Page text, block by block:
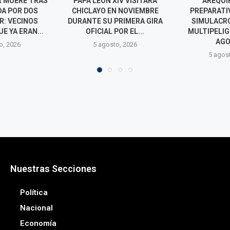
NOVIEMBRE
GIRA
EL...
2026
PREPARATIVOS PARA EL
SIMULACRO NACIONAL
MULTIPELIGRO DEL 14 DE
AGOSTO
MÁS DE
OCHO
5
Nuestras Secciones
Política
Nacional
Economía